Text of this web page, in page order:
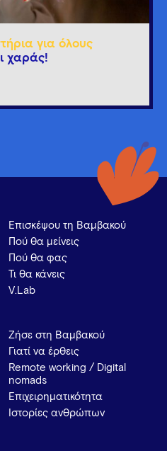
για όλους
χαράς!
Επισκέψου τη Βαμβακού
Πού θα μείνεις
Πού θα φας
Τι θα κάνεις
V.Lab
Ζήσε στη Βαμβακού
Γιατί να έρθεις
Remote working / Digital
nomads
Επιχειρηματικότητα
Ιστορίες ανθρώπων